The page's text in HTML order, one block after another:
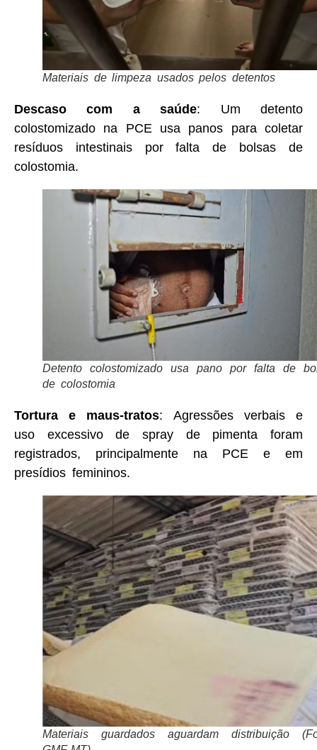
Materiais de limpeza usados pelos detentos
Descaso com a saúde: Um detento
colostomizado na PCE usa panos para coletar
resíduos intestinais por falta de bolsas de
colostomia.
Detento colostomizado usa pano por falta de
de colostomia
Tortura e maus-tratos: Agressões verbais e
uso excessivo de spray de pimenta foram
registrados, principalmente na PCE e em
presídios femininos.
Materiais guardados aguardam distribuição